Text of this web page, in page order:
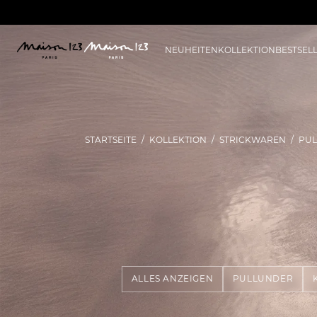
NEUHEITENKOLLEKTION
ALLES ANZEIGEN PULLUNDER
STARTSEITE KOLLEKTION STRICKWAREN